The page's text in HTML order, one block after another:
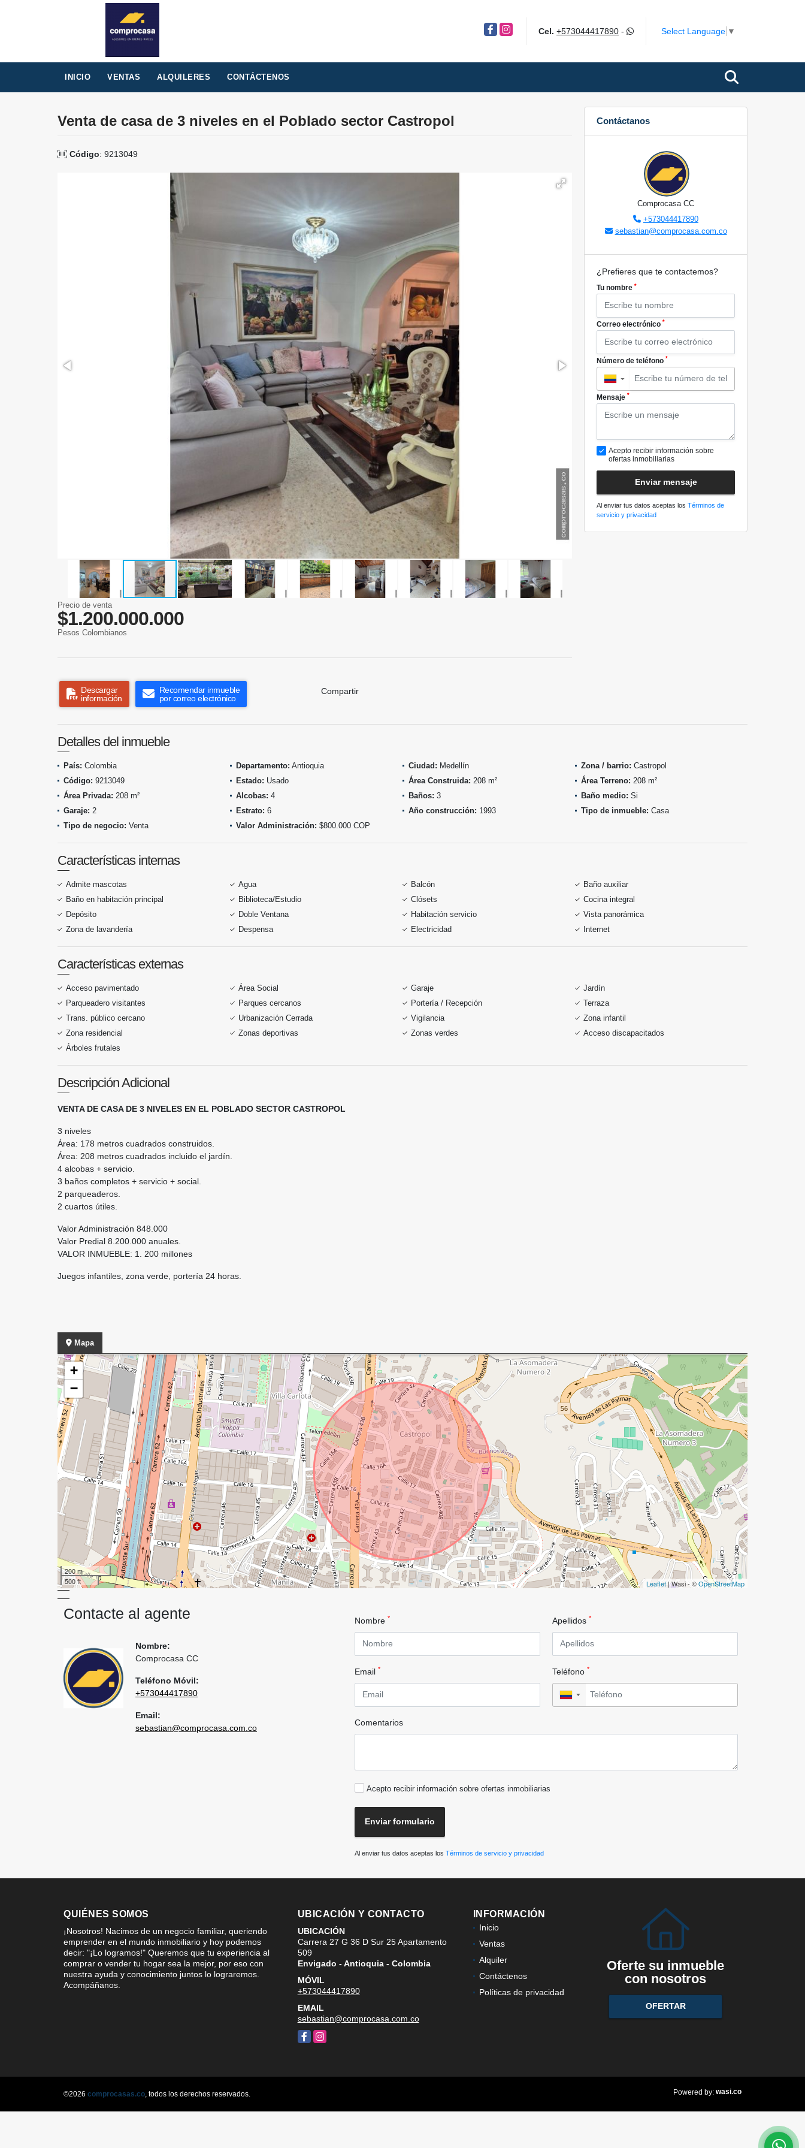
FacebookInstagram Cel. +573044417890- Select Language ▼
INICIO VENTAS ALQUILERES CONTÁCTENOS
Venta de casa de 3 niveles en el Poblado sector Castropol
Código: 9213049
Precio de venta
$1.200.000.000
Pesos Colombianos
Descargar
información
Recomendar inmueble
por correo electrónico
Compartir
Contáctanos
Comprocasa CC
+573044417890
sebastian@comprocasa.com.co
¿Prefieres que te contactemos?
Tu nombre *
Correo electrónico *
Número de teléfono *
▼
Mensaje *
Acepto recibir información sobre
ofertas inmobiliarias
Enviar mensaje
Al enviar tus datos aceptas los Términos de
servicio y privacidad
Detalles del inmueble
País: Colombia Departamento: Antioquia Ciudad: Medellín Zona / barrio: Castropol
Código: 9213049 Estado: Usado Área Construida: 208 m² Área Terreno: 208 m²
Área Privada: 208 m² Alcobas: 4 Baños: 3 Baño medio: Si
Garaje: 2 Estrato: 6 Año construcción: 1993 Tipo de inmueble: Casa
Tipo de negocio: Venta Valor Administración: $800.000 COP
Características internas
Admite mascotas Agua Balcón
Baño auxiliar
Baño en habitación principal
Biblioteca/Estudio Clósets
Cocina integral
Depósito
Doble Ventana Habitación servicio
Vista panorámica
Zona de lavandería
Despensa Electricidad Internet
Características externas
Acceso pavimentado Área Social Garaje
Jardín
Parqueadero visitantes
Parques cercanos Portería / Recepción
Terraza
Trans. público cercano
Urbanización Cerrada Vigilancia
Zona infantil
Zona residencial
Zonas deportivas Zonas verdes
Acceso discapacitados
Árboles frutales
Descripción Adicional
VENTA DE CASA DE 3 NIVELES EN EL POBLADO SECTOR CASTROPOL
3 niveles
Área: 178 metros cuadrados construidos.
Área: 208 metros cuadrados incluido el jardín.
4 alcobas + servicio.
3 baños completos + servicio + social.
2 parqueaderos.
2 cuartos útiles.
Valor Administración 848.000
Valor Predial 8.200.000 anuales.
VALOR INMUEBLE: 1. 200 millones
Juegos infantiles, zona verde, portería 24 horas.
Mapa
+
−
200 m
500 ft
Leaflet| Wasi - ©OpenStreetMap
Contacte al agente
Nombre:
Comprocasa CC
Teléfono Móvil:
+573044417890
Email:
sebastian@comprocasa.com.co
Nombre * Apellidos *
Email * Teléfono *
▼
Comentarios
Acepto recibir información sobre ofertas inmobiliarias
Enviar formulario
Al enviar tus datos aceptas los Términos de servicio y privacidad
QUIÉNES SOMOS
¡Nosotros! Nacimos de un negocio familiar, queriendo
emprender en el mundo inmobiliario y hoy podemos
decir: "¡Lo logramos!" Queremos que tu experiencia al
comprar o vender tu hogar sea la mejor, por eso con
nuestra ayuda y conocimiento juntos lo lograremos.
Acompáñanos.
UBICACIÓN Y CONTACTO
UBICACIÓN
Carrera 27 G 36 D Sur 25 Apartamento
509
Envigado - Antioquia - Colombia
MÓVIL
+573044417890
EMAIL
sebastian@comprocasa.com.co
FacebookInstagram
INFORMACIÓN
Inicio
Ventas
Alquiler
Contáctenos
Políticas de privacidad
Oferte su inmueble
con nosotros
OFERTAR
©2026 comprocasas.co, todos los derechos reservados. Powered by: wasi.co